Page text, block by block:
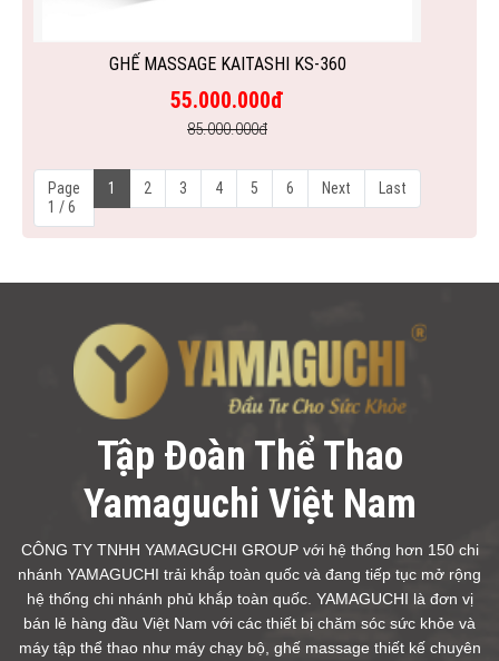
GHẾ MASSAGE KAITASHI KS-360
55.000.000đ
85.000.000đ
Page
1 / 6
1 2 3 4 5 6 Next Last
Tập Đoàn Thể Thao
Yamaguchi Việt Nam
CÔNG TY TNHH YAMAGUCHI GROUP với hệ thống hơn 150 chi
nhánh YAMAGUCHI trải khắp toàn quốc và đang tiếp tục mở rộng
hệ thống chi nhánh phủ khắp toàn quốc. YAMAGUCHI là đơn vị
bán lẻ hàng đầu Việt Nam với các thiết bị chăm sóc sức khỏe và
máy tập thể thao như máy chạy bộ, ghế massage thiết kế chuyên